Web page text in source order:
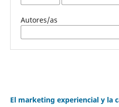
Autores/as
El marketing experiencial y la